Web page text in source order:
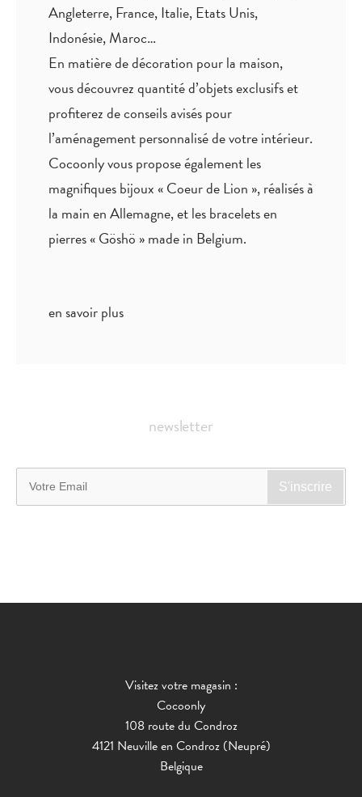
Angleterre, France, Italie, Etats Unis,
Indonésie, Maroc…
En matière de décoration pour la maison,
vous découvrez quantitéd’objets exclusifset
profiterez deconseils aviséspour
l’aménagement personnalisé de votre intérieur.
Cocoonly vous propose également les
magnifiques bijoux « Coeur de Lion », réalisés à
la main en Allemagne, et les bracelets en
pierres « Göshö » made in Belgium.
en savoir plus
newsletter
Visitez votre magasin :
Cocoonly
108 route du Condroz
4121 Neuville en Condroz (Neupré)
Belgique